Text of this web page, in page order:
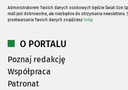
Administratorem Twoich danych osobowych będzie Świat Oze
mail jest dobrowolne, ale niezbędne do otrzymania newslettera.
przetwarzania Twoich danych znajdziesz tutaj
O PORTALU
Poznaj redakcję
Współpraca
Patronat